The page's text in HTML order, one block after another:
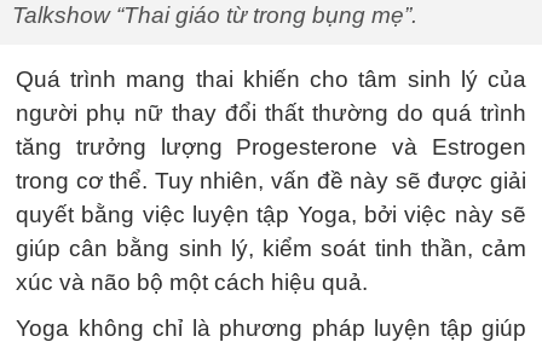
Talkshow “Thai giáo từ trong bụng mẹ”.
Quá trình mang thai khiến cho tâm sinh lý của
người phụ nữ thay đổi thất thường do quá trình
tăng trưởng lượng Progesterone và Estrogen
trong cơ thể. Tuy nhiên, vấn đề này sẽ được giải
quyết bằng việc luyện tập Yoga, bởi việc này sẽ
giúp cân bằng sinh lý, kiểm soát tinh thần, cảm
xúc và não bộ một cách hiệu quả.
Yoga không chỉ là phương pháp luyện tập giúp